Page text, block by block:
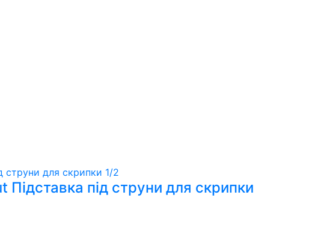
під струни для скрипки